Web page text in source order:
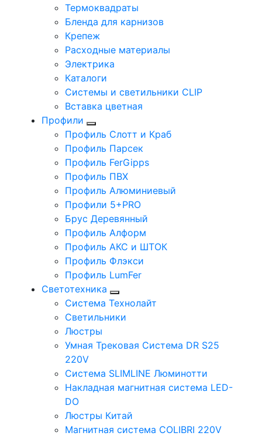
Термоквадраты
Бленда для карнизов
Крепеж
Расходные материалы
Электрика
Каталоги
Системы и светильники CLIP
Вставка цветная
Профили
Профиль Слотт и Краб
Профиль Парсек
Профиль FerGipps
Профиль ПВХ
Профиль Алюминиевый
Профили 5+PRO
Брус Деревянный
Профиль Алформ
Профиль АКС и ШТОК
Профиль Флэкси
Профиль LumFer
Светотехника
Система Технолайт
Светильники
Люстры
Умная Трековая Система DR S25
220V
Система SLIMLINE Люминотти
Накладная магнитная система LED-
DO
Люстры Китай
Магнитная система COLIBRI 220V